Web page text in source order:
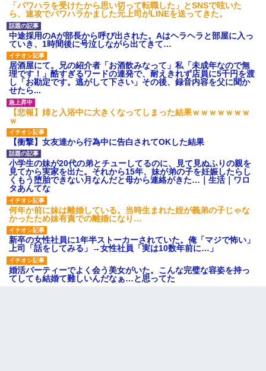
「パワハラを受けたから思い切って転職した」とSNSで呟いた
ら、速攻でパワハラかました元上司がLINEを送ってきた。
中途採用のAが部長から呼び出された。Aはヘラヘラと部屋に入っ
ていき、1時間後に号泣しながら出てきて…
居酒屋にて。兄の紹介者「お酒飲みなって」私「未成年なので無
理です！」酷すぎるワードの連発で、耐えきれず店員に5千円を渡
し「お勘定です。逃がして下さい」その後、録音内容を父に聞か
せたら...
【悲報】姉と入浴中に大きくなってしまった結果ｗｗｗｗｗｗｗ
ｗ
【衝撃】女友達から行為中に告白されてOKした結果
小学生の妹が20代の弟とチューしてるのに、見て見ぬふりの親を
見てから実家を出た。それから15年、妹が弟の子を妊娠したらし
くもう堕胎できない月なんだと母から連絡がきた…｜生活｜ワロ
タあんてな
何年か前に妹は離婚している。当時生まれた姪が義弟の子じゃな
かったため妹有責での離婚になり…
新卒の女性社員に1年半ストーカーされていた。俺「マジで怖い」
上司「話をしてみる」→女性社員「実は10数年前に…」
婚活パーティーでよく会う美女がいた。こんな完璧な容姿を持っ
てしても結婚て難しいんだなぁ…と思ってた